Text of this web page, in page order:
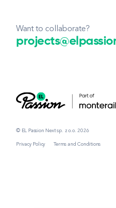
Want to collaborate?
© EL Passion Next sp. z o.o. 2026
Privacy Policy Terms and Conditions